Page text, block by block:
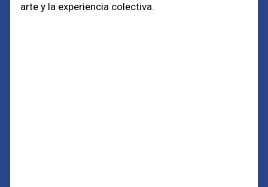
arte y la experiencia colectiva.